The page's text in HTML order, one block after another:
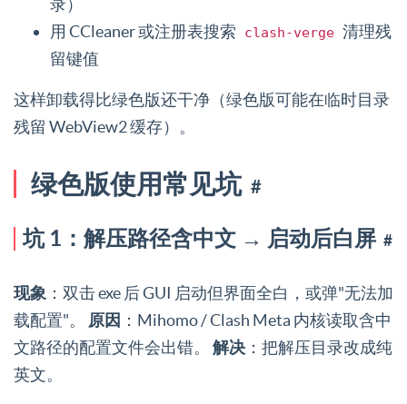
录）
用 CCleaner 或注册表搜索
clash-verge 清理残
留键值
这样卸载得比绿色版还干净（绿色版可能在临时目录
残留 WebView2 缓存）。
绿色版使用常见坑 #
坑 1：解压路径含中文 → 启动后白屏 #
现象 ：双击 exe 后 GUI 启动但界面全白，或弹"无法加
载配置"。 原因 ：Mihomo / Clash Meta 内核读取含中
文路径的配置文件会出错。 解决 ：把解压目录改成纯
英文。